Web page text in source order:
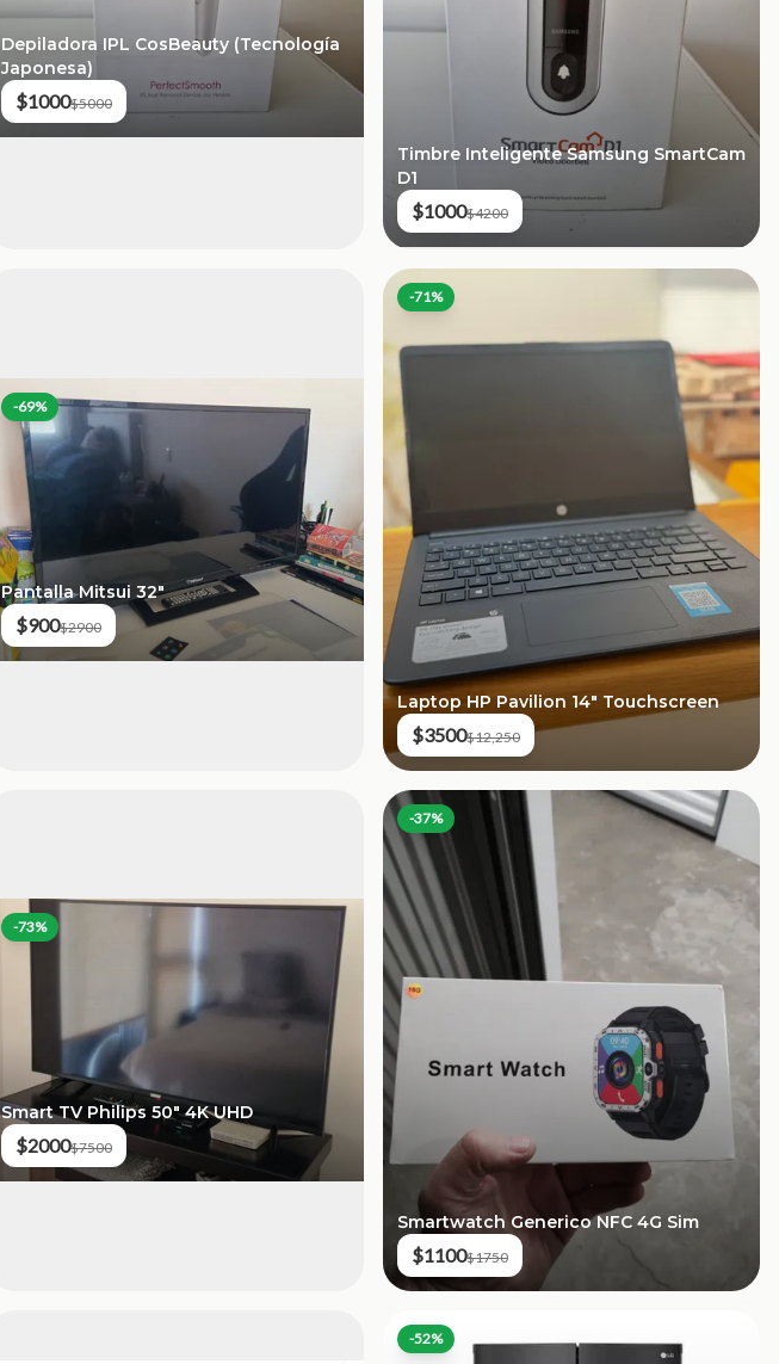
Depiladora IPL CosBeauty (Tecnología
Japonesa)
$1000$5000
Timbre Inteligente Samsung SmartCam
D1
$1000$4200
-69%
Pantalla Mitsui 32"
$900$2900
-71%
Laptop HP Pavilion 14" Touchscreen
$3500$12,250
-73%
Smart TV Philips 50" 4K UHD
$2000$7500
-37%
Smartwatch Generico NFC 4G Sim
$1100$1750
-52%